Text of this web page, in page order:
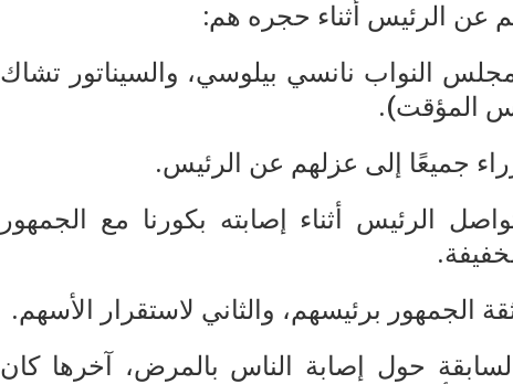
عن الرئيس أثناء حجره هم:
النواب نانسي بيلوسي، والسيناتور تشاك
المؤقت).
جميعًا إلى عزلهم عن الرئيس.
الرئيس أثناء إصابته بكورنا مع الجمهور
الجمهور برئيسهم، والثاني لاستقرار الأسهم.
حول إصابة الناس بالمرض، آخرها كان